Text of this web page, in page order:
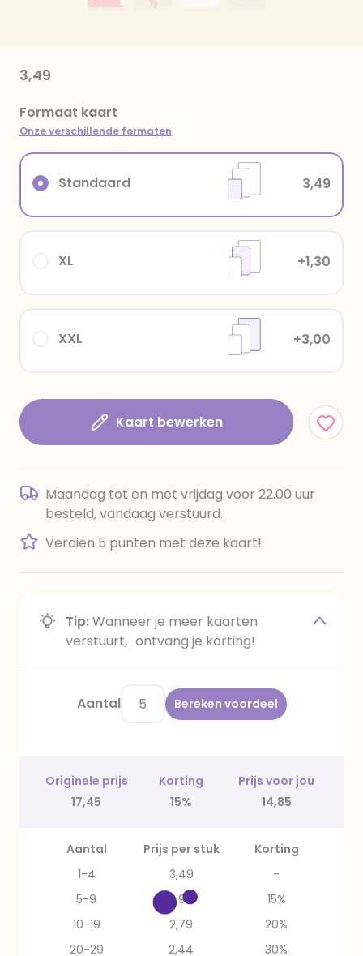
3,49
Formaat kaart
Onze verschillende formaten
XXL +3,00
XL +1,30
Standaard 3,49
Kaart bewerken
Maandag tot en met vrijdag voor 22.00 uur
besteld, vandaag verstuurd.
Verdien 5 punten met deze kaart!
Tip:Wanneer je meer kaarten
verstuurt, ontvang je korting!
Aantal Bereken voordeel
Originele prijs Korting
Prijs voor jou
17,45
15% 14,85
Aantal Prijs per stuk
Korting
1-4
3,49
-
5-9
2,97
15%
10-19
2,79
20%
20-29
2,44
30%